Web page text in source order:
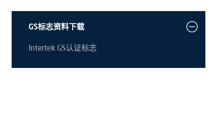
GS标志资料下载
Intertek GS认证标志